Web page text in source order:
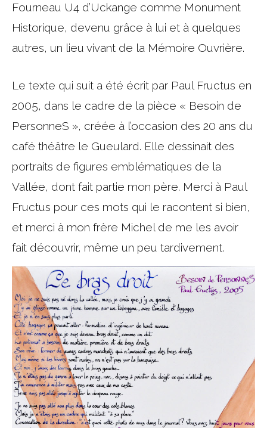
Fourneau U4 d’Uckange comme Monument
Historique, devenu grâce à lui et à quelques
autres, un lieu vivant de la Mémoire Ouvrière.
Le texte qui suit a été écrit par Paul Fructus en
2005, dans le cadre de la pièce « Besoin de
PersonneS », créée à l’occasion des 20 ans du
café théâtre le Gueulard. Elle dessinait des
portraits de figures emblématiques de la
Vallée, dont fait partie mon père. Merci à Paul
Fructus pour ces mots qui le racontent si bien,
et merci à mon frère Michel de me les avoir
fait découvrir, même un peu tardivement.